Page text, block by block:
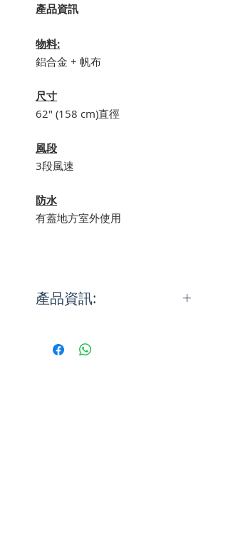
產品資訊
物料:
鋁合金 + 帆布
尺寸
62" (158 cm)直徑
風段
3段風速
防水
有蓋地方室外使用
產品資訊:
1886年時生產第一把吊扇。時至
今天，Hunter把19世紀的工藝結